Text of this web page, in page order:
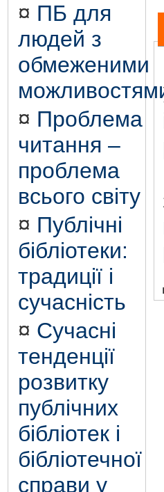
¤ ПБ для
людей з
обмеженими
¤ Проблема
читання –
проблема
всього світу
¤ Публічні
бібліотеки:
традиції і
сучасність
¤ Сучасні
тенденції
розвитку
публічних
бібліотек і
бібліотечної
справи у